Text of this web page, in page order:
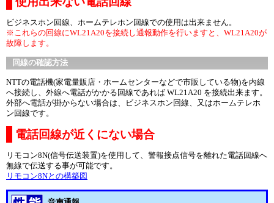
ビジネスホン回線、ホームテレホン回線での使用は出来ません。
※これらの回線にWL21A20を接続し通報動作を行いますと、WL21A20が
故障します。
回線の確認方法
NTTの電話機(家電量販店・ホームセンターなどで市販している物)を内線
へ接続し、外線へ電話がかかる回線であれば WL21A20 を接続出来ます。
外部へ電話が掛からない場合は、ビジネスホン回線、又はホームテレホ
ン回線です。
電話回線が近くにない場合
リモコン8N(信号伝送装置)を使用して、警報接点信号を離れた電話回線へ
無線で伝送する事が可能です。
リモコン8Nとの構築図